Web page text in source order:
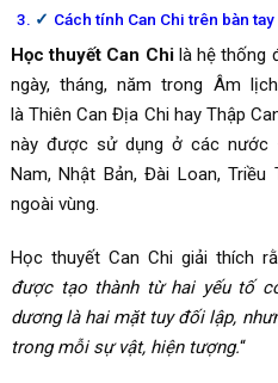
Cách tính Can Chi trên bàn tay
Học thuyết Can Chilà hệ thống
ngày, tháng, năm trong Âm
là Thiên Can Địa Chi hay Thập
này được sử dụng ở các nước
Nam, Nhật Bản, Đài Loan,
ngoài vùng.
Học thuyết Can Chi giải thích
được tạo thành từ hai yếu tố
dương là hai mặt tuy đối lập,
trong mỗi sự vật, hiện tượng.“